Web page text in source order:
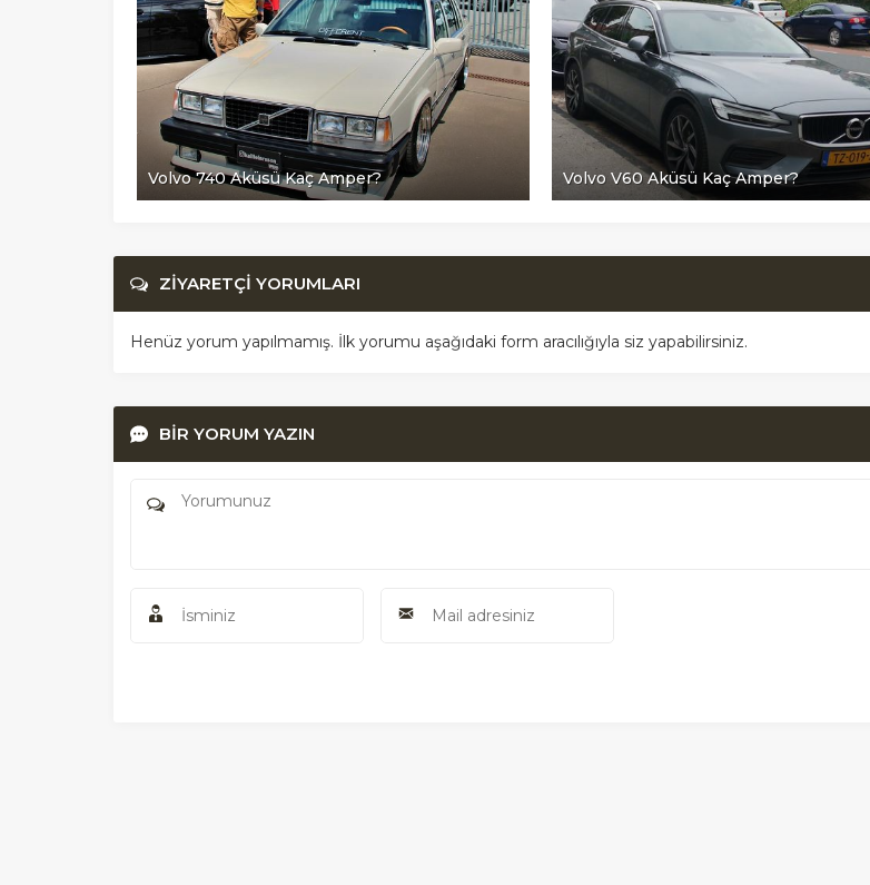
Volvo 740 Aküsü Kaç Amper? Volvo V60 Aküsü Kaç Amper?
ZİYARETÇİ YORUMLARI
Henüz yorum yapılmamış. İlk yorumu aşağıdaki form aracılığıyla siz yapabilirsiniz.
BİR YORUM YAZIN